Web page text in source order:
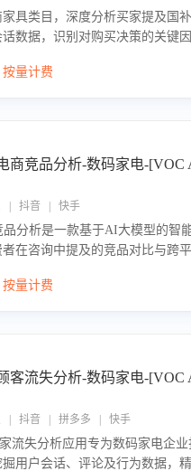
具类目，深度分析买家提及国
话数据，识别对购买决策的关键
利用国补政策提升GMV。
量计费
商竞品分析-数码家电-[VOC
| 抖音 | 快手
品分析是一款基于AI大模型的智
在咨询中提及的竞品对比与跨
度交叉对比，并分析消费者的
量计费
客流失分析-数码家电-[VOC
| 抖音 | 拼多多 | 快手
流失分析应用专为数码家电企
用户会话、评论及行为数据，